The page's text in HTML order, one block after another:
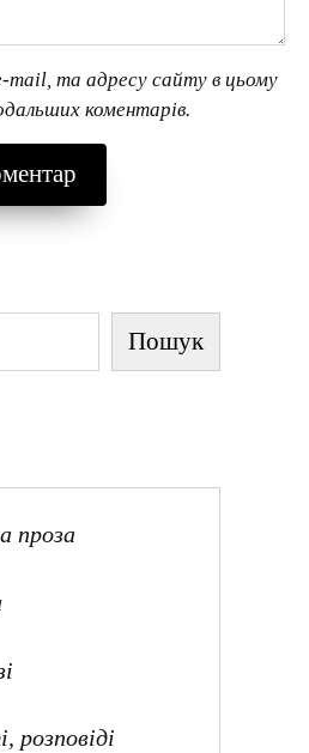
mail, та адресу сайту в цьому
коментарів.
Пошук
проза
розповіді